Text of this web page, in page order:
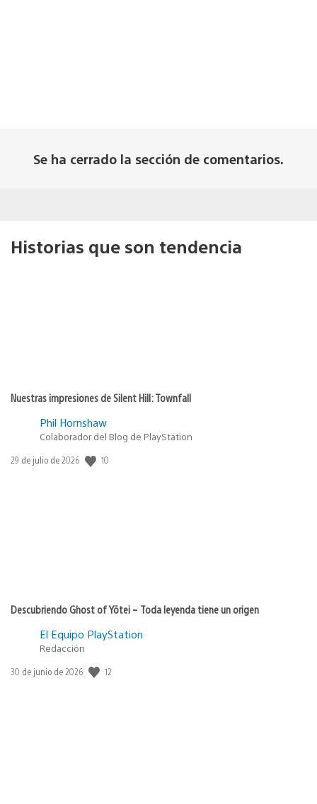
Se ha cerrado la sección de comentarios.
Historias que son tendencia
Nuestras impresiones de Silent Hill: Townfall
Phil Hornshaw
Colaborador del Blog de PlayStation
Fecha
29 de julio de 2026 10
Descubriendo Ghost of Yōtei – Toda leyenda tiene un origen
El Equipo PlayStation
Redacción
Fecha
30 de junio de 2026 12